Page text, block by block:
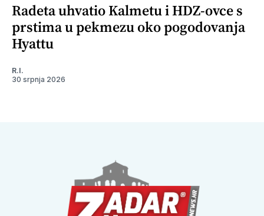
Radeta uhvatio Kalmetu i HDZ-ovce s
prstima u pekmezu oko pogodovanja
Hyattu
R.I.
30 srpnja 2026